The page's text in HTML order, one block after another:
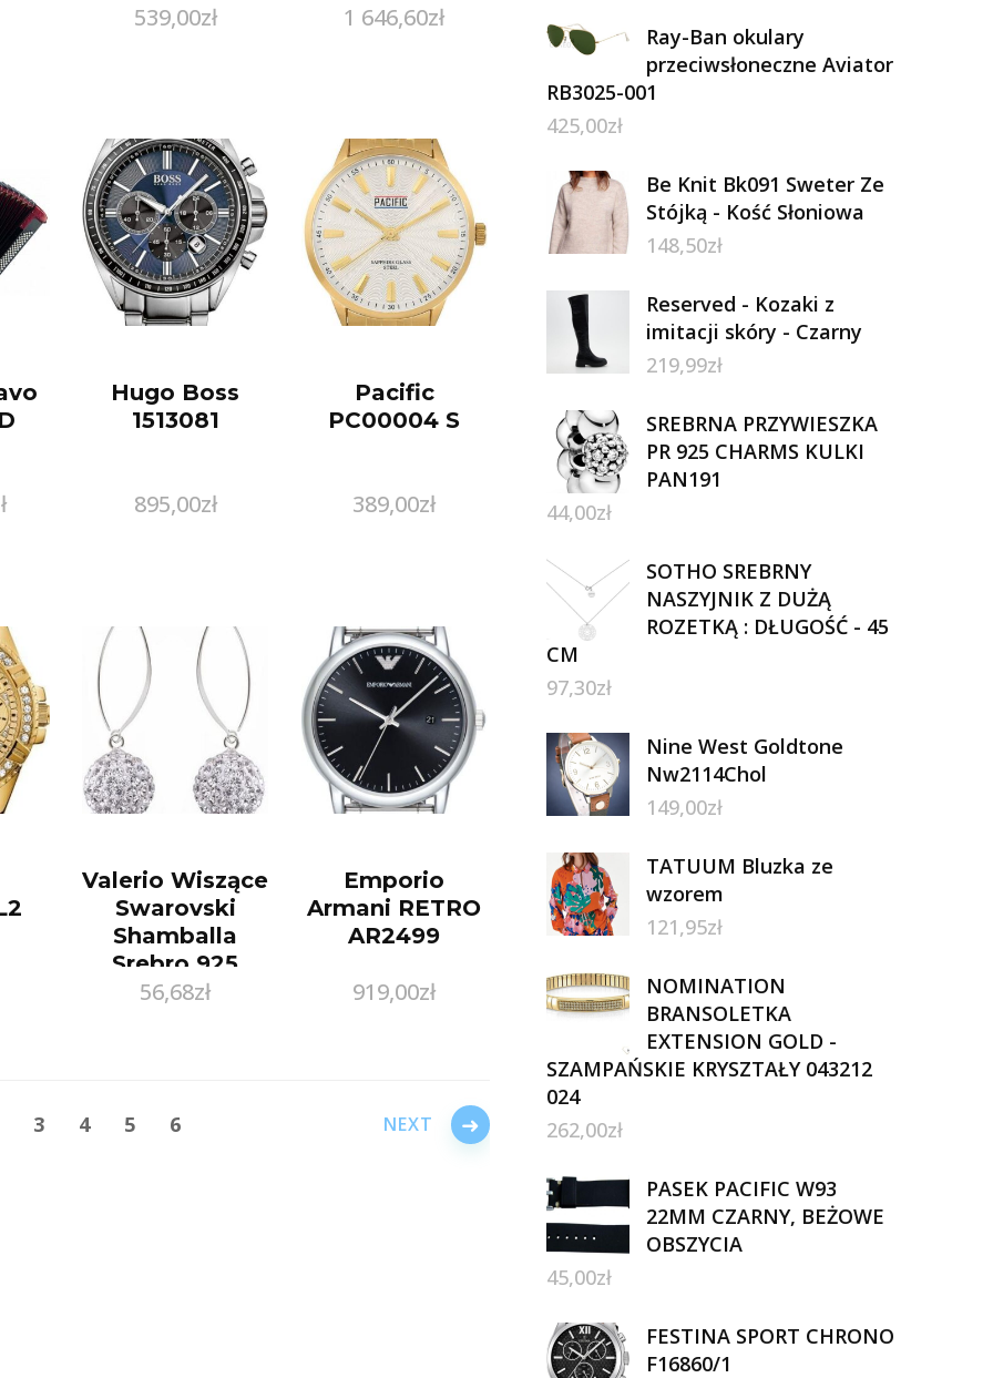
539,00zł 1 646,60zł
Hugo Boss
1513081
895,00zł
Pacific
PC00004 S
389,00zł
Valerio Wiszące
Swarovski
Shamballa
Srebro 925
Fk005
56,68zł
Emporio
Armani RETRO
AR2499
919,00zł
3 4 5 6 →
Ray-Ban okulary
przeciwsłoneczne Aviator
RB3025-001
425,00zł
Be Knit Bk091 Sweter Ze
Stójką - Kość Słoniowa
148,50zł
Reserved - Kozaki z
imitacji skóry - Czarny
219,99zł
SREBRNA PRZYWIESZKA
PR 925 CHARMS KULKI
PAN191
44,00zł
SOTHO SREBRNY
NASZYJNIK Z DUŻĄ
ROZETKĄ : DŁUGOŚĆ - 45
CM
97,30zł
Nine West Goldtone
Nw2114Chol
149,00zł
TATUUM Bluzka ze
wzorem
121,95zł
NOMINATION
BRANSOLETKA
EXTENSION GOLD -
SZAMPAŃSKIE KRYSZTAŁY 043212
024
262,00zł
PASEK PACIFIC W93
22MM CZARNY, BEŻOWE
OBSZYCIA
45,00zł
FESTINA SPORT CHRONO
F16860/1